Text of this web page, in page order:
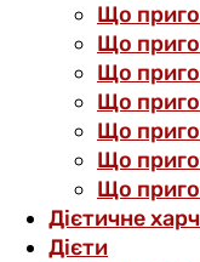
Що
Що
Що
Що
Що
Що
Що
Дієтичне
Дієти